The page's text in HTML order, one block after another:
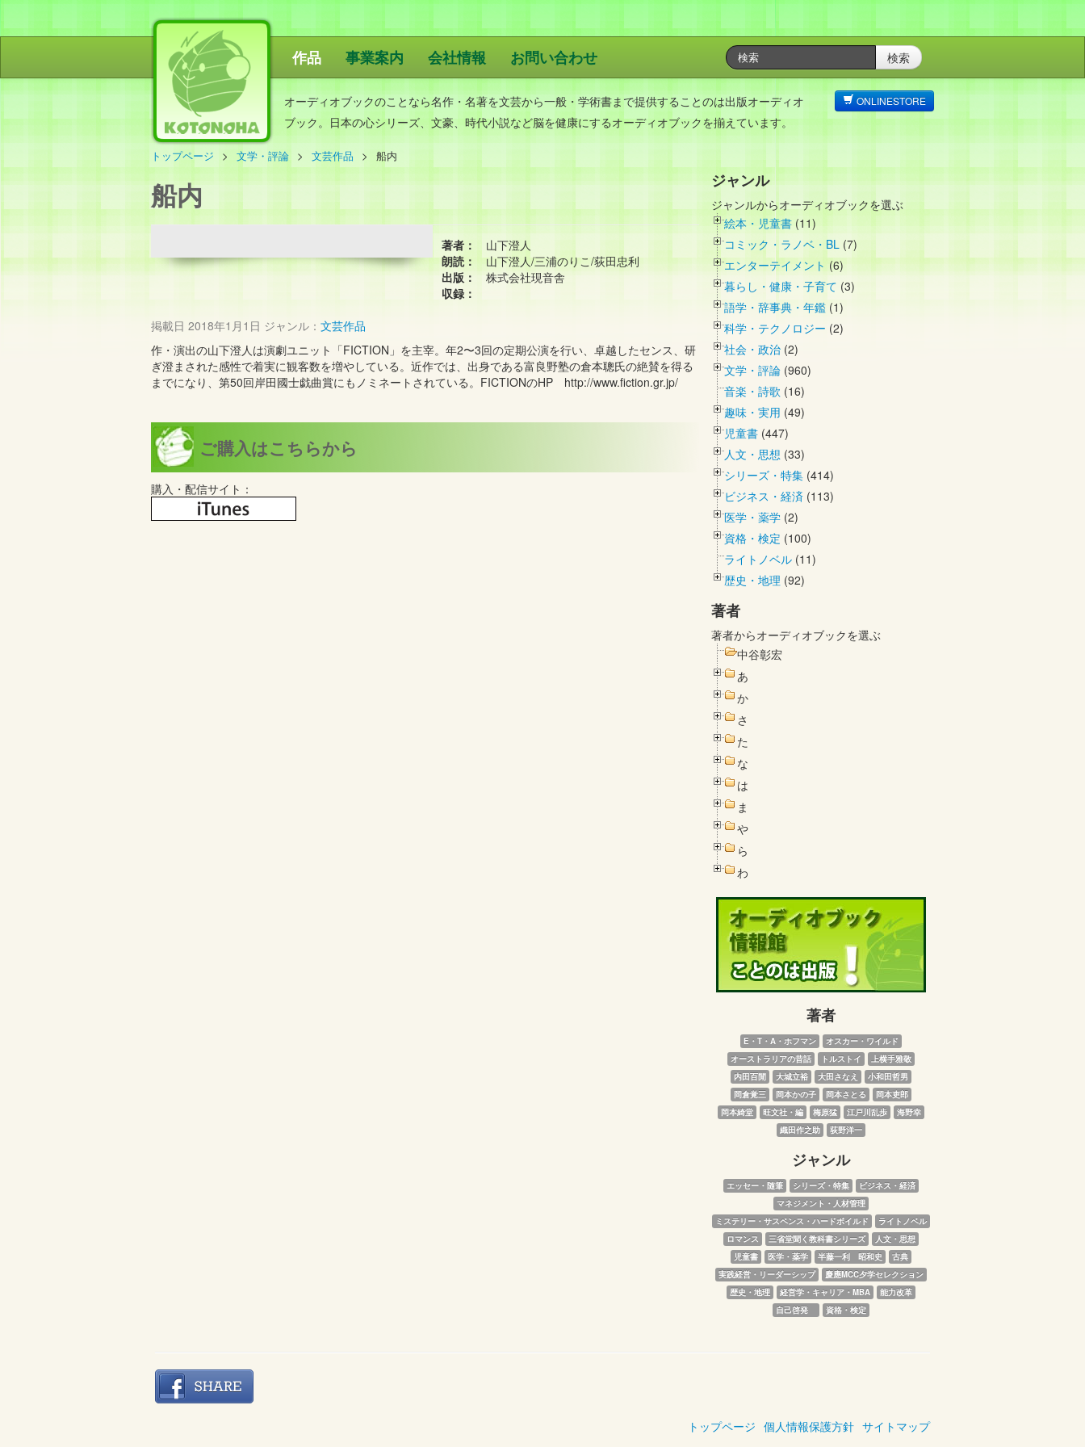
ことのは出版
作品 事業案内 会社情報 お問い合わせ 検索
オーディオブックのことなら名作・名著を文芸から一般・学術書まで提供することのは出版オーディオ
ブック。日本の心シリーズ、文豪、時代小説など脳を健康にするオーディオブックを揃えています。
ONLINESTORE
トップページ 文学・評論 文芸作品 船内
船内
著者：
山下澄人
朗読：
山下澄人/三浦のりこ/荻田忠利
出版：
株式会社現音舎
収録：
掲載日 2018年1月1日 ジャンル： 文芸作品
作・演出の山下澄人は演劇ユニット「FICTION」を主宰。年2〜3回の定期公演を行い、卓越したセンス、研
ぎ澄まされた感性で着実に観客数を増やしている。近作では、出身である富良野塾の倉本聰氏の絶賛を得る
までになり、第50回岸田國士戯曲賞にもノミネートされている。FICTIONのHP http://www.fiction.gr.jp/
ご購入はこちらから
購入・配信サイト：
ジャンル
ジャンルからオーディオブックを選ぶ
絵本・児童書 (11)
コミック・ラノベ・BL (7)
エンターテイメント (6)
暮らし・健康・子育て (3)
語学・辞事典・年鑑 (1)
科学・テクノロジー (2)
社会・政治 (2)
文学・評論 (960)
音楽・詩歌 (16)
趣味・実用 (49)
児童書 (447)
人文・思想 (33)
シリーズ・特集 (414)
ビジネス・経済 (113)
医学・薬学 (2)
資格・検定 (100)
ライトノベル (11)
歴史・地理 (92)
著者
著者からオーディオブックを選ぶ
中谷彰宏
あ
か
さ
た
な
は
ま
や
ら
わ
著者
E・T・A・ホフマン
オスカー・ワイルド
オーストラリアの昔話
トルストイ
上横手雅敬
内田百閒
大城立裕 大田さなえ
小和田哲男
岡倉覚三
岡本かの子 岡本さとる
岡本吏郎
岡本綺堂
旺文社・編 梅原猛 江戸川乱歩
海野幸
織田作之助
荻野洋一
ジャンル
エッセー・随筆 シリーズ・特集
ビジネス・経済
マネジメント・人材管理
ミステリー・サスペンス・ハードボイルド
ライトノベル
ロマンス
三省堂聞く教科書シリーズ
人文・思想
児童書
医学・薬学 半藤一利　昭和史
古典
実践経営・リーダーシップ
慶應MCC夕学セレクション
歴史・地理
経営学・キャリア・MBA
能力改革
自己啓発
資格・検定
トップページ 個人情報保護方針 サイトマップ